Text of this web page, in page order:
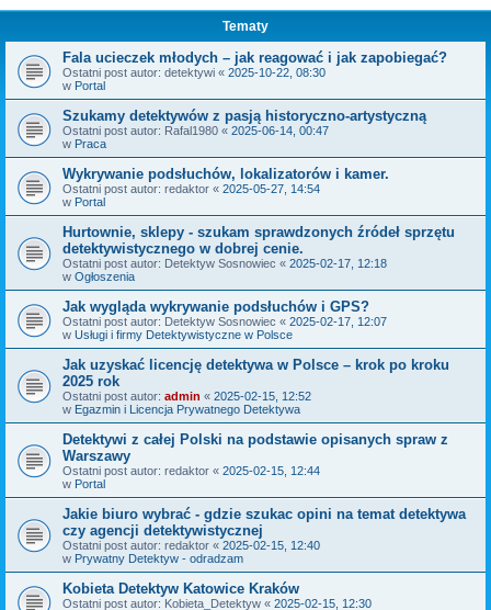
Tematy
Fala ucieczek młodych – jak reagować i jak zapobiegać?
Ostatni post autor: detektywi « 2025-10-22, 08:30
w Portal
Szukamy detektywów z pasją historyczno-artystyczną
Ostatni post autor: Rafal1980 « 2025-06-14, 00:47
w Praca
Wykrywanie podsłuchów, lokalizatorów i kamer.
Ostatni post autor: redaktor « 2025-05-27, 14:54
w Portal
Hurtownie, sklepy - szukam sprawdzonych źródeł sprzętu
detektywistycznego w dobrej cenie.
Ostatni post autor: Detektyw Sosnowiec « 2025-02-17, 12:18
w Ogłoszenia
Jak wygląda wykrywanie podsłuchów i GPS?
Ostatni post autor: Detektyw Sosnowiec « 2025-02-17, 12:07
w Usługi i firmy Detektywistyczne w Polsce
Jak uzyskać licencję detektywa w Polsce – krok po kroku
2025 rok
Ostatni post autor: admin « 2025-02-15, 12:52
w Egazmin i Licencja Prywatnego Detektywa
Detektywi z całej Polski na podstawie opisanych spraw z
Warszawy
Ostatni post autor: redaktor « 2025-02-15, 12:44
w Portal
Jakie biuro wybrać - gdzie szukac opini na temat detektywa
czy agencji detektywistycznej
Ostatni post autor: redaktor « 2025-02-15, 12:40
w Prywatny Detektyw - odradzam
Kobieta Detektyw Katowice Kraków
Ostatni post autor: Kobieta_Detektyw « 2025-02-15, 12:30